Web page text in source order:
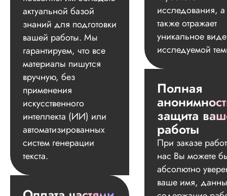
актуальной базой
знаний для подготовки
вашей работы. Мы
гарантируем, что все
материалы пишутся
вручную, без
применения
искусственного
интеллекта (ИИ) или
автоматизированных
систем генерации
текста.
исследования, а
также отражает
уникальное
исследуемой
Полная
защита
работы
При заказе
нас Вы можете
абсолютно
ваше имя,